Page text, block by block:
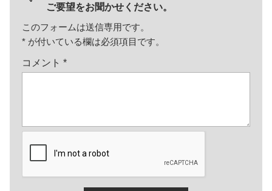
ご要望をお聞かせください。
このフォームは送信専用です。
* が付いている欄は必須項目です。
コメント *